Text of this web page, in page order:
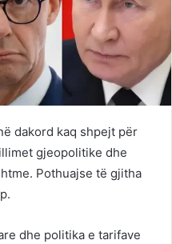
dakord kaq shpejt për
gjeopolitike dhe
Pothuajse të gjitha
dhe politika e tarifave